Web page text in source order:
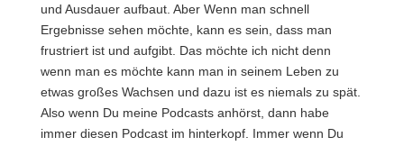
und Ausdauer aufbaut. Aber Wenn man schnell
Ergebnisse sehen möchte, kann es sein, dass man
frustriert ist und aufgibt. Das möchte ich nicht denn
wenn man es möchte kann man in seinem Leben zu
etwas großes Wachsen und dazu ist es niemals zu spät.
Also wenn Du meine Podcasts anhörst, dann habe
immer diesen Podcast im hinterkopf. Immer wenn Du